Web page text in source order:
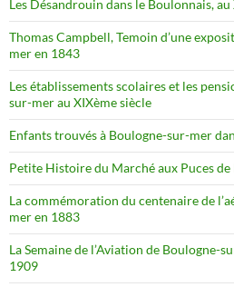
Les Désandrouin dans le Boulonnais,
Thomas Campbell, Temoin d’une
mer en 1843
Les établissements scolaires et les
sur-mer au XIXème siècle
Enfants trouvés à Boulogne-sur-mer
Petite Histoire du Marché aux Puces
La commémoration du centenaire de
mer en 1883
La Semaine de l’Aviation de Boulogne-
1909